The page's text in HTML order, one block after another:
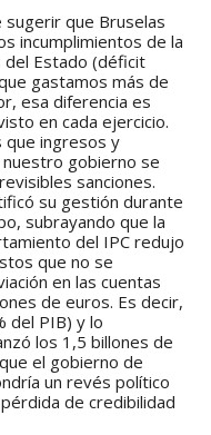
sugerir que Bruselas
incumplimientos de la
Estado (déficit
gastamos más de
esa diferencia es
en cada ejercicio.
que ingresos y
gobierno se
sanciones.
su gestión durante
subrayando que la
del IPC redujo
que no se
en las cuentas
de euros. Es decir,
del PIB) y lo
los 1,5 billones de
el gobierno de
un revés político
de credibilidad